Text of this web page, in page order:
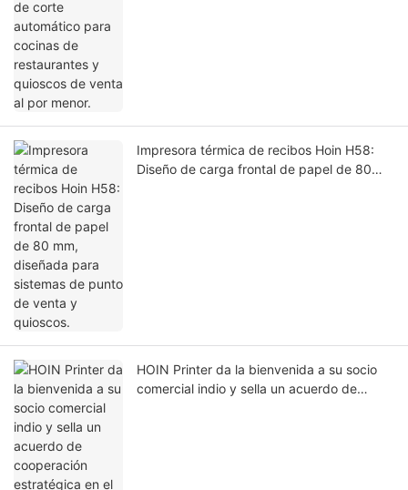
Impresora térmica de recibos Hoin H58:
Diseño de carga frontal de papel de 80
HOIN Printer da la bienvenida a su socio
comercial indio y sella un acuerdo de